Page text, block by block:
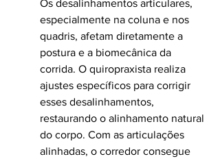
Os desalinhamentos articulares,
especialmente na coluna e nos
quadris, afetam diretamente a
postura e a biomecânica da
corrida. O quiropraxista realiza
ajustes específicos para corrigir
esses desalinhamentos,
restaurando o alinhamento natural
do corpo. Com as articulações
alinhadas, o corredor consegue